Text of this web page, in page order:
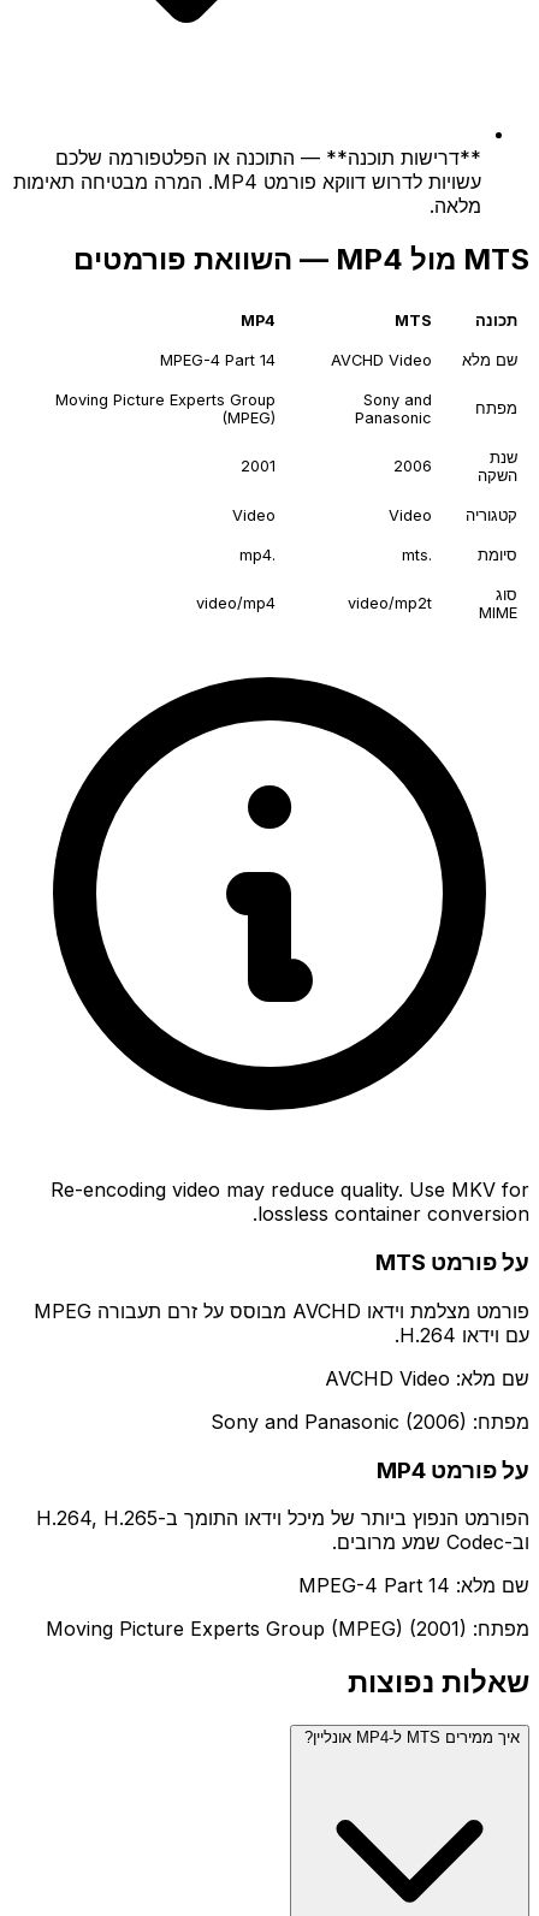
**דרישות תוכנה** — התוכנה או הפלטפורמה שלכם
עשויות לדרוש דווקא פורמט MP4. המרה מבטיחה תאימות
מלאה.
MTS מול MP4 — השוואת פורמטים
תכונה MTS
MP4
שם מלא AVCHD Video
MPEG-4 Part 14
מפתח
Sony and
Panasonic
Moving Picture Experts Group
(MPEG)
שנת
השקה
2006
2001
קטגוריה Video
Video
סיומת .mts
.mp4
סוג
MIME
video/mp2t
video/mp4
Re-encoding video may reduce quality. Use MKV for
lossless container conversion.
על פורמט MTS
פורמט מצלמת וידאו AVCHD מבוסס על זרם תעבורה MPEG
עם וידאו H.264.
שם מלא: AVCHD Video
מפתח: Sony and Panasonic (2006)
על פורמט MP4
הפורמט הנפוץ ביותר של מיכל וידאו התומך ב-H.264, H.265
וב-Codec שמע מרובים.
שם מלא: MPEG-4 Part 14
מפתח: Moving Picture Experts Group (MPEG) (2001)
שאלות נפוצות
איך ממירים MTS ל-MP4 אונליין?